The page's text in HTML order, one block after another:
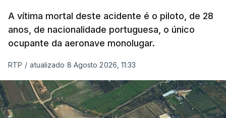
ERROR ON HTML5 MEDIA ELEMENT
ESTE CONTEÚDO ESTÁ NESTE
MOMENTO INDISPONÍVEL
A vítima mortal deste acidente é o piloto, de 28
anos, de nacionalidade portuguesa, o único
ocupante da aeronave monolugar.
RTP / atualizado 8 Agosto 2026, 11:33